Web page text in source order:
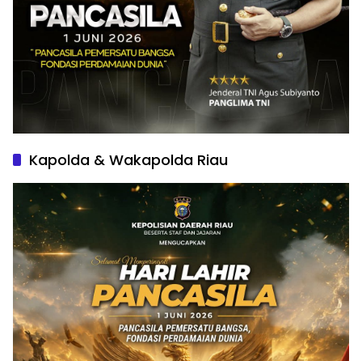
Kapolda & Wakapolda Riau